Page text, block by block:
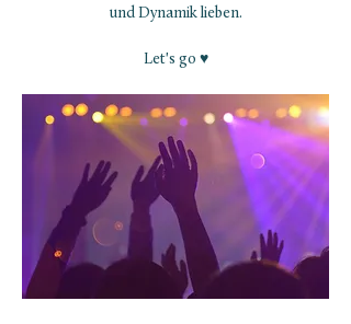
und Dynamik lieben.
Let's go ♥